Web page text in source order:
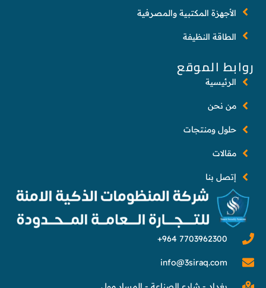
info@3siraq.com
روابط الموقع
الرئيسية
من نحن
حلول ومنتجات
مقالات
إتصل بنا
الأجهزة المكتبية والمصرفية
الطاقة النظيفة